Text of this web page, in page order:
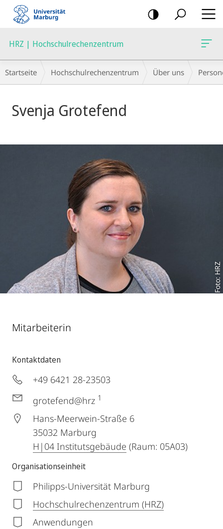
Mobile-
Navigation
HRZ | Hochschulrechenzentrum
Breadcrumb-
Navigation
Startseite Hochschulrechenzentrum Über uns
Svenja Grotefend
Foto: HRZ
Mitarbeiterin
Kontaktdaten
+49 6421 28-23503
grotefend@hrz 1
Hans-Meerwein-Straße 6
35032 Marburg
H|04 Institutsgebäude (Raum: 05A03)
Organisationseinheit
Philipps-Universität Marburg
Hochschulrechenzentrum (HRZ)
Anwendungen